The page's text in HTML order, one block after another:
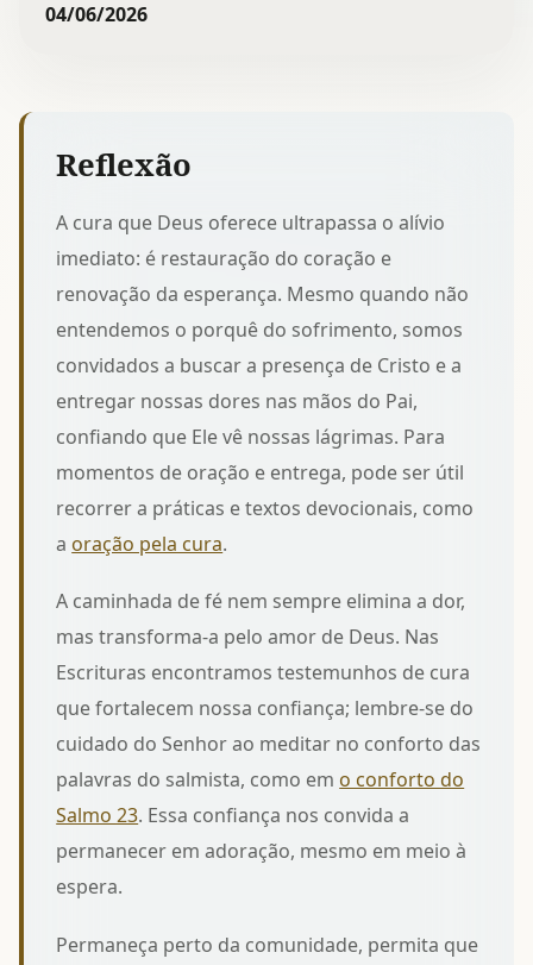
04/06/2026
Reflexão
A cura que Deus oferece ultrapassa o alívio
imediato: é restauração do coração e
renovação da esperança. Mesmo quando não
entendemos o porquê do sofrimento, somos
convidados a buscar a presença de Cristo e a
entregar nossas dores nas mãos do Pai,
confiando que Ele vê nossas lágrimas. Para
momentos de oração e entrega, pode ser útil
recorrer a práticas e textos devocionais, como
aoração pela cura.
A caminhada de fé nem sempre elimina a dor,
mas transforma-a pelo amor de Deus. Nas
Escrituras encontramos testemunhos de cura
que fortalecem nossa confiança; lembre-se do
cuidado do Senhor ao meditar no conforto das
palavras do salmista, como em o conforto do
Salmo 23. Essa confiança nos convida a
permanecer em adoração, mesmo em meio à
espera.
Permaneça perto da comunidade, permita que